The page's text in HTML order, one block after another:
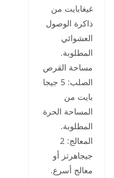
غيغابايت من
ذاكرة الوصول
العشوائي
المطلوبة.
مساحة القرص
الصلب: 5 جيجا
بايت من
المساحة الحرة
المطلوبة.
المعالج: 2
جيجاهرتز أو
معالج أسرع.